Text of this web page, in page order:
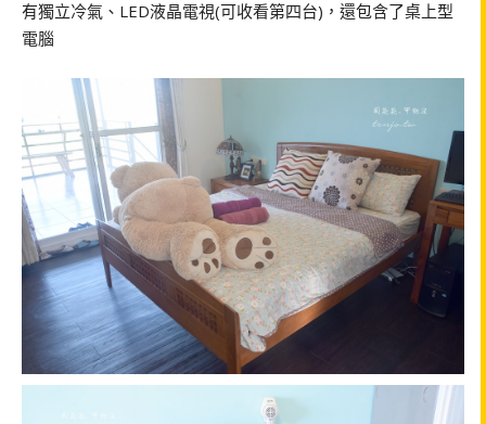
有獨立冷氣、LED液晶電視(可收看第四台)，還包含了桌上型
電腦